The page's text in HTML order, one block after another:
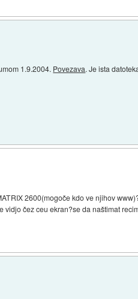
1.9.2004. Povezava. Je ista
2600(mogoče kdo ve njihov
čez ceu ekran?se da naštimat